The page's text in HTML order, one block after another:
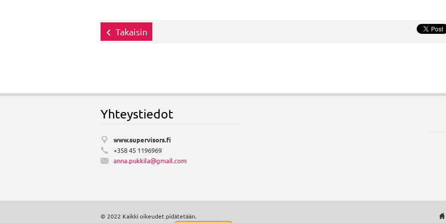
Takaisin
Yhteystiedot
www.supervisors.fi
+358 45 1196969
anna.pukkila@gmail.com
© 2022 Kaikki oikeudet pidätetään.